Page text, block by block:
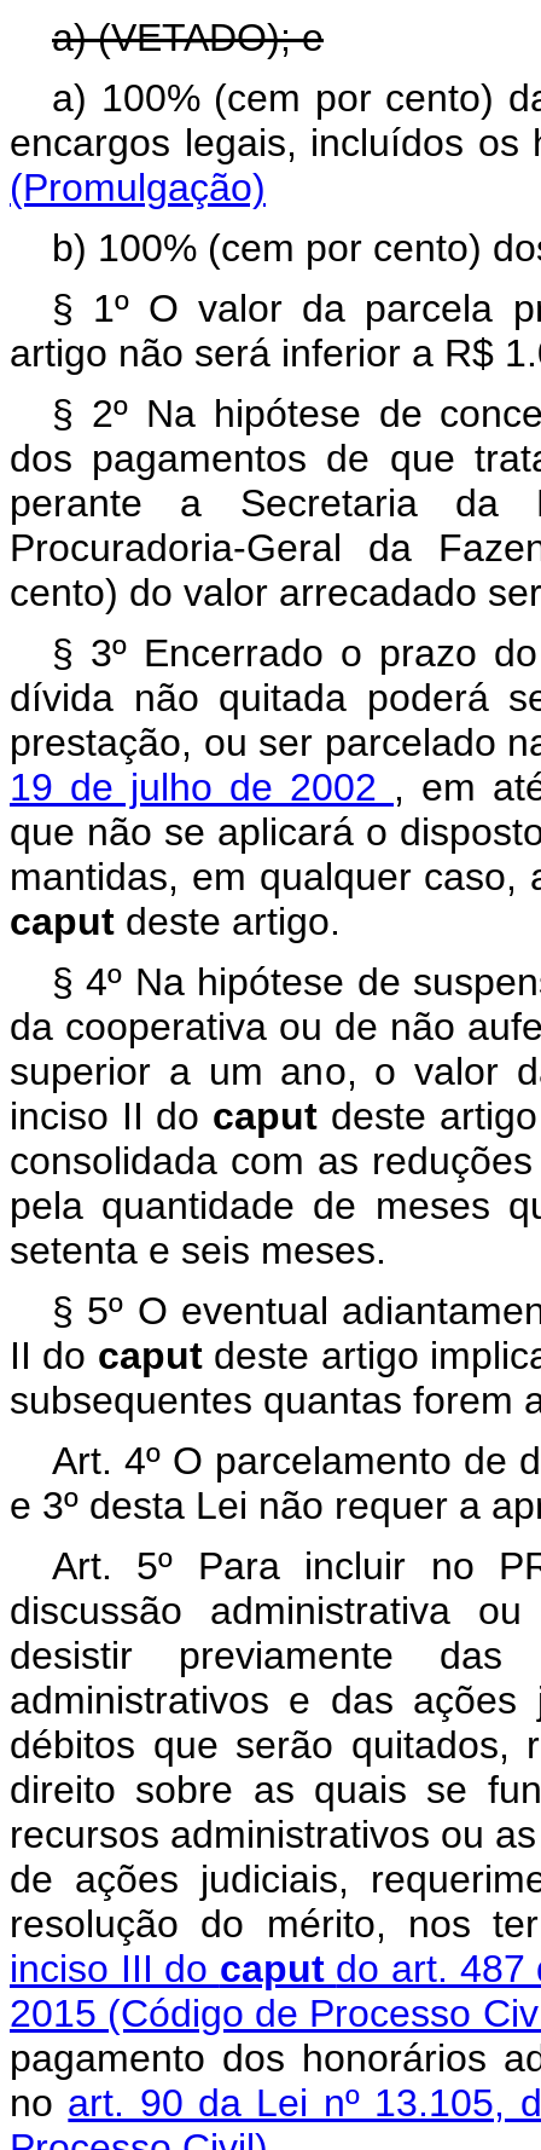
a) (VETADO); e
a) 100% (cem por cento)
encargos legais, incluídos
(Promulgação)
b) 100% (cem por cento)
§ 1º O valor da parcela
artigo não será inferior a R$
§ 2º Na hipótese de
dos pagamentos de que
perante a Secretaria
Procuradoria-Geral da
cento) do valor arrecadado
§ 3º Encerrado o prazo
dívida não quitada poderá
prestação, ou ser parcelado
19 de julho de 2002 , em
que não se aplicará o
mantidas, em qualquer
caput deste artigo.
§ 4º Na hipótese de
da cooperativa ou de não
superior a um ano, o valor
inciso II do caput deste
consolidada com as
pela quantidade de meses
setenta e seis meses.
§ 5º O eventual
II do caput deste artigo
subsequentes quantas forem
Art. 4º O parcelamento de
e 3º desta Lei não requer a
Art. 5º Para incluir no
discussão administrativa
desistir previamente
administrativos e das
débitos que serão quitados,
direito sobre as quais se
recursos administrativos ou
de ações judiciais,
resolução do mérito, nos
inciso III do caput do art. 487
2015 (Código de Processo
pagamento dos honorários
no art. 90 da Lei nº 13.105,